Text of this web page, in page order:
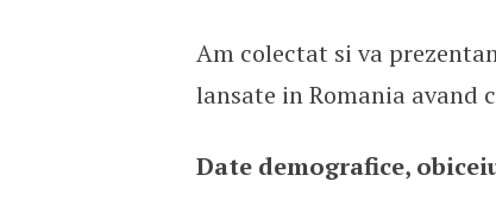
Am colectat si va
lansate in Romania avand
Date demografice,